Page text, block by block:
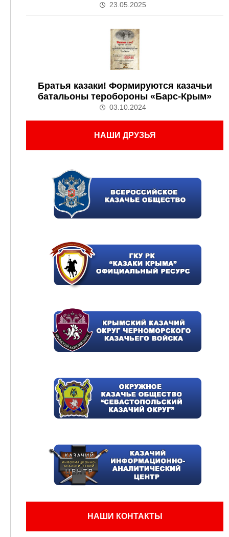
23.05.2025
Братья казаки! Формируются казачьи
батальоны теробороны «Барс-Крым»
03.10.2024
НАШИ ДРУЗЬЯ
НАШИ КОНТАКТЫ